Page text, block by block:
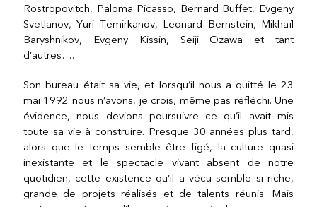
Rostropovitch, Paloma Picasso, Bernard Buffet, Evgeny
Svetlanov, Yuri Temirkanov, Leonard Bernstein, Mikhaïl
Baryshnikov, Evgeny Kissin, Seiji Ozawa et tant
d’autres….
Son bureau était sa vie, et lorsqu’il nous a quitté le 23
mai 1992 nous n’avons, je crois, même pas réfléchi. Une
évidence, nous devions poursuivre ce qu’il avait mis
toute sa vie à construire. Presque 30 années plus tard,
alors que le temps semble être figé, la culture quasi
inexistante et le spectacle vivant absent de notre
quotidien, cette existence qu’il a vécu semble si riche,
grande de projets réalisés et de talents réunis. Mais